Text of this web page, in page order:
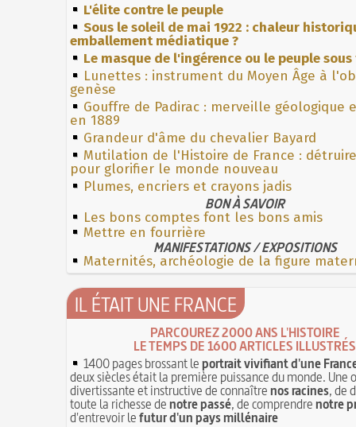
L'élite contre le peuple
Sous le soleil de mai 1922 : chaleur
emballement médiatique ?
Le masque de l'ingérence ou le peuple
Lunettes : instrument du Moyen Âge à
genèse
Gouffre de Padirac : merveille géologique
en 1889
Grandeur d'âme du chevalier Bayard
Mutilation de l'Histoire de France :
pour glorifier le monde nouveau
Plumes, encriers et crayons jadis
BON À SAVOIR
Les bons comptes font les bons amis
Mettre en fourrière
MANIFESTATIONS / EXPOSITIONS
Maternités, archéologie de la figure
IL ÉTAIT UNE FRANCE
PARCOUREZ 2000 ANS L'HISTOIRE
LE TEMPS DE 1600 ARTICLES ILLUSTRÉS
1400 pages brossant leportrait vivifiant d'une
deux siècles était la première puissance du monde. Une
divertissante et instructive de connaîtrenos racines, de
toute la richesse denotre passé, de comprendrenotre
d'entrevoir lefutur d'un pays millénaire